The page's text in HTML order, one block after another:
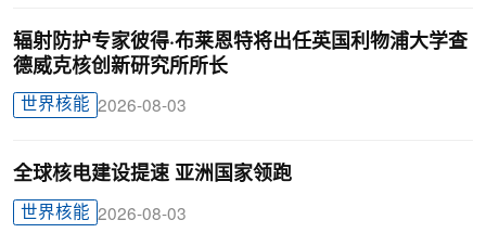
辐射防护专家彼得·布莱恩特将出任英国利物浦大学查
德威克核创新研究所所长
世界核能 2026-08-03
全球核电建设提速 亚洲国家领跑
世界核能 2026-08-03